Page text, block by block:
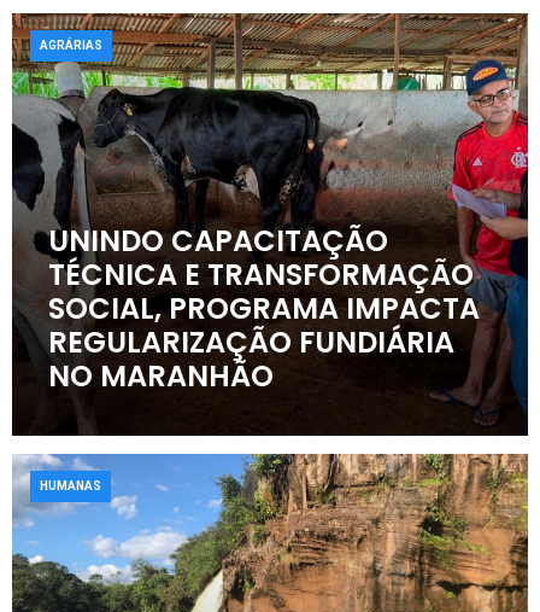
UNINDO CAPACITAÇÃO
TÉCNICA E TRANSFORMAÇÃO
SOCIAL, PROGRAMA IMPACTA
REGULARIZAÇÃO FUNDIÁRIA
NO MARANHÃO
AGRÁRIAS
HUMANAS